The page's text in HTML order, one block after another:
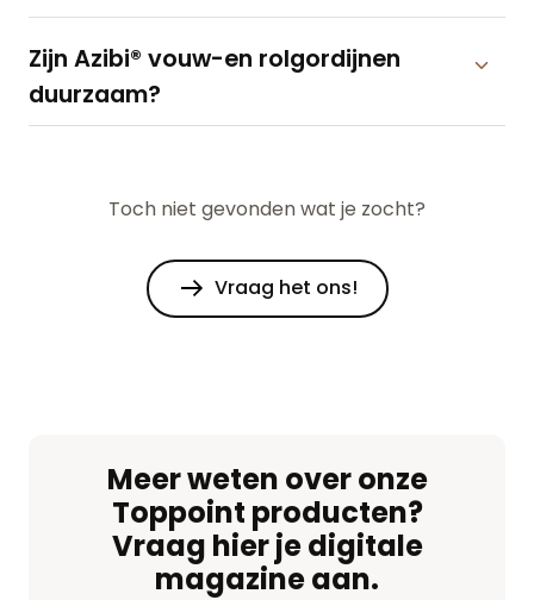
Zijn Azibi® vouw-en rolgordijnen
duurzaam?
Toch niet gevonden wat je zocht?
Vraag het ons!
Meer weten over onze
Toppoint producten?
Vraag hier je digitale
magazine aan.